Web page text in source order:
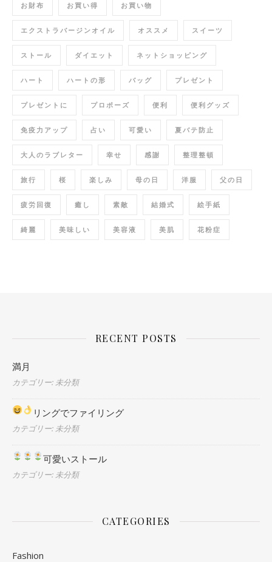
お財布 お買い得 お買い物
エクストラバージンオイル オススメ スイーツ
ストール ダイエット ネットショッピング
ハート ハートの形 バッグ プレゼント
プレゼントに プロポーズ 便利 便利グッズ
免疫力アップ 占い 可愛い 夏バテ防止
大人のラブレター 幸せ 感謝 整理整頓
旅行 桜 楽しみ 母の日 洋服 父の日
疲労回復 癒し 素敵 結婚式 絵手紙
綺麗 美味しい 美容液 美肌 花粉症
RECENT POSTS
満月
カテゴリー: 未分類
リングでファイリング
カテゴリー: 未分類
可愛いストール
カテゴリー: 未分類
CATEGORIES
Fashion